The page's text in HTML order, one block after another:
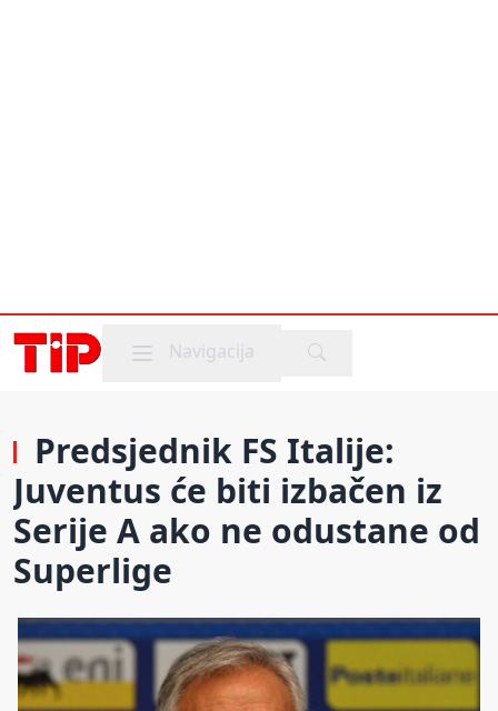
Mobile menu
Navigacija
Predsjednik FS Italije:
Juventus će biti izbačen iz
Serije A ako ne odustane od
Superlige